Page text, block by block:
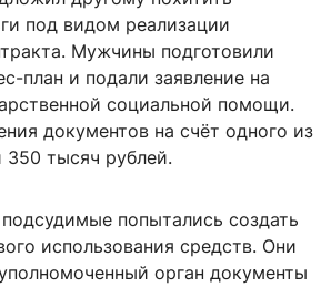
под видом реализации
Мужчины подготовили
план и подали заявление на
социальной помощи.
документов на счёт одного из
350 тысяч рублей.
попытались создать
использования средств. Они
орган документы